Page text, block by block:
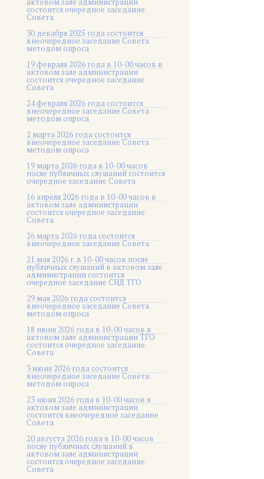
состоится очередное заседание
Совета
30 декабря 2025 года состоится
внеочередное заседание Совета
методом опроса
19 февраля 2026 года в 10-00 часов в
актовом зале администрации
состоится очередное заседание
Совета
24 февраля 2026 года состоится
внеочередное заседание Совета
методом опроса
2 марта 2026 года состоится
внеочередное заседание Совета
методом опроса
19 марта 2026 года в 10-00 часов
после публичных слушаний состоится
очередное заседание Совета
16 апреля 2026 года в 10-00 часов в
актовом зале администрации
состоится очередное заседание
Совета
26 марта 2026 года состоится
внеочередное заседание Совета
21 мая 2026 г. в 10-00 часов после
публичных слушаний в актовом зале
администрации состоится
очередное заседание СНД ТГО
29 мая 2026 года состоится
внеочередное заседание Совета
методом опроса
18 июня 2026 года в 10-00 часов в
актовом зале администрации ТГО
состоится очередное заседание
Совета
3 июня 2026 года состоится
внеочередное заседание Совета
методом опроса
23 июня 2026 года в 10-00 часов в
актовом зале администрации
состоится внеочередное заседание
Совета
20 августа 2026 года в 10-00 часов
после публичных слушаний в
актовом зале администрации
состоится очередное заседание
Совета